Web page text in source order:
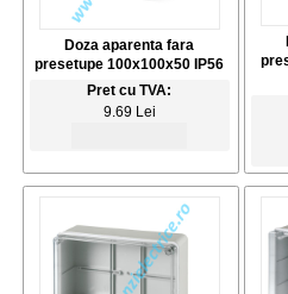
Doza aparenta fara
presetupe 100x100x50 IP56
Pret cu TVA:
9.69 Lei